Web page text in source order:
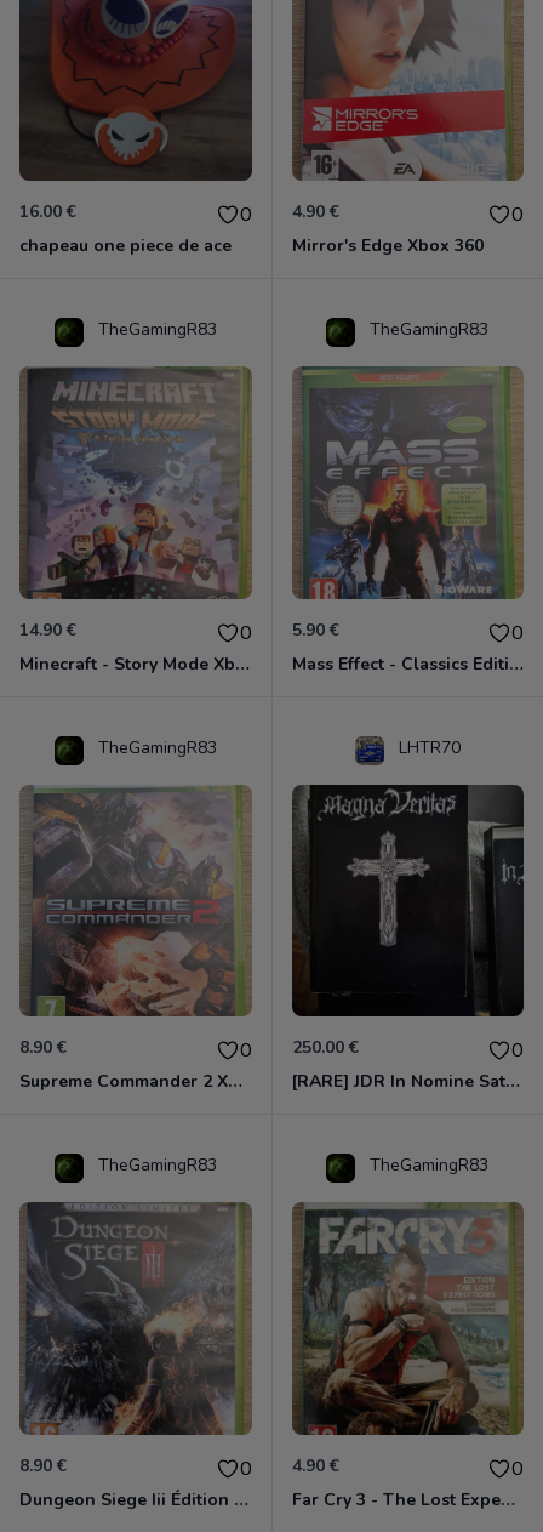
16.00 € 0
chapeau one piece de ace
4.90 € 0
Mirror's Edge Xbox 360
TheGamingR83
14.90 € 0
Minecraft - Story Mode Xbox 360
TheGamingR83
5.90 € 0
Mass Effect - Classics Edition Xbox 360
TheGamingR83
8.90 € 0
Supreme Commander 2 Xbox 360
LHTR70
250.00 € 0
[RARE] JDR In Nomine Satanis / Magna Veritas – 1ère Édition BOÎTE (DOS BLANC, 1989) - CROC / Siroz
TheGamingR83
8.90 € 0
Dungeon Siege Iii Édition Limitée - Vf Intégrale Xbox 360
TheGamingR83
4.90 € 0
Far Cry 3 - The Lost Expeditions - Edition Spéciale Xbox 360